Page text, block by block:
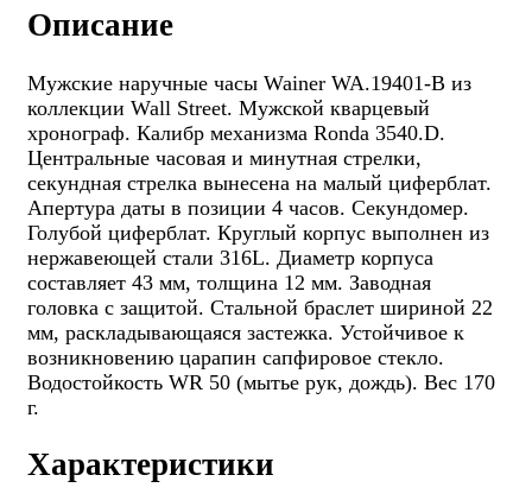
Описание
Мужские наручные часы Wainer WA.19401-B из
коллекции Wall Street. Мужской кварцевый
хронограф. Калибр механизма Ronda 3540.D.
Центральные часовая и минутная стрелки,
секундная стрелка вынесена на малый циферблат.
Апертура даты в позиции 4 часов. Секундомер.
Голубой циферблат. Круглый корпус выполнен из
нержавеющей стали 316L. Диаметр корпуса
составляет 43 мм, толщина 12 мм. Заводная
головка с защитой. Стальной браслет шириной 22
мм, раскладывающаяся застежка. Устойчивое к
возникновению царапин сапфировое стекло.
Водостойкость WR 50 (мытье рук, дождь). Вес 170
г.
Характеристики